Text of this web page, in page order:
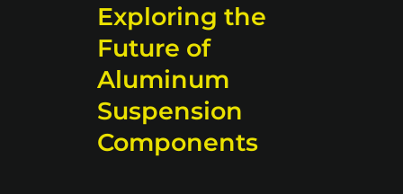
Exploring the
Future of
Aluminum
Suspension
Components